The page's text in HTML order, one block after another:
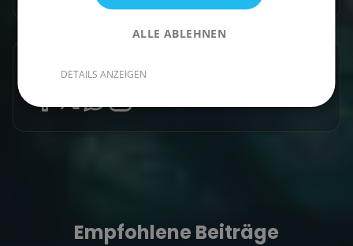
Artikel teilen
Empfohlene Beiträge
ALLE ABLEHNEN
DETAILS ANZEIGEN